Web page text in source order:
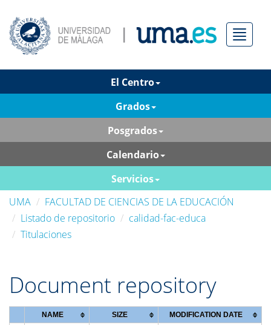
Menú
El Centro
Grados
Posgrados
Calendario
Servicios
UMA
FACULTAD DE CIENCIAS DE LA EDUCACIÓN
Listado de repositorio
calidad-fac-educa
Titulaciones
Document repository
NAME SIZE MODIFICATION DATE